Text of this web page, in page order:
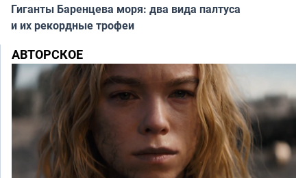
Гиганты Баренцева моря: два вида палтуса
и их рекордные трофеи
АВТОРСКОЕ